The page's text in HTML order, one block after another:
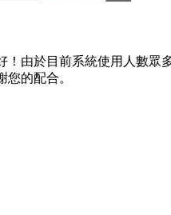
！由於目前系統使用人數眾
您的配合。